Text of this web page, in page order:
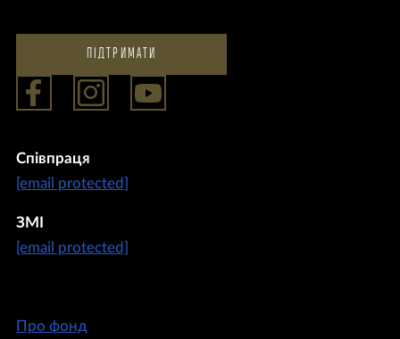
Співпраця
[email protected]
ЗМІ
[email protected]
Про фонд
ПІДТРИМАТИ